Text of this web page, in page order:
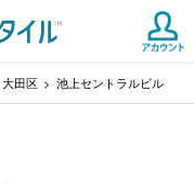
大田区 池上セントラルビル